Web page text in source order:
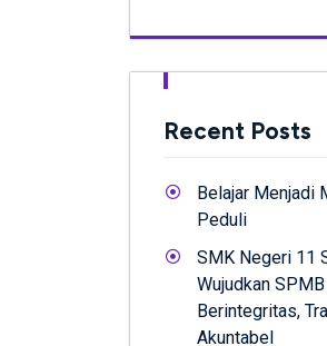
Recent Posts
Belajar Menjadi
Peduli
SMK Negeri 11
Wujudkan
Berintegritas,
Akuntabel